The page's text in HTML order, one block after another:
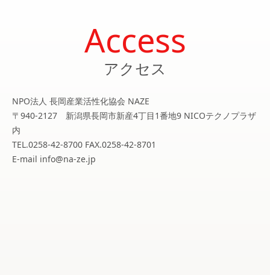
Access
アクセス
NPO法人 長岡産業活性化協会 NAZE
〒940-2127 新潟県長岡市新産4丁目1番地9 NICOテクノプラザ
内
TEL.0258-42-8700 FAX.0258-42-8701
E-mail info@na-ze.jp